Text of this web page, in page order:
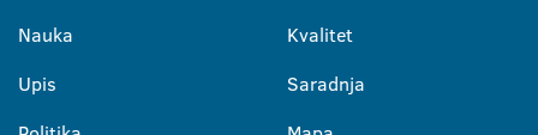
Nauka
Upis
Kvalitet
Saradnja